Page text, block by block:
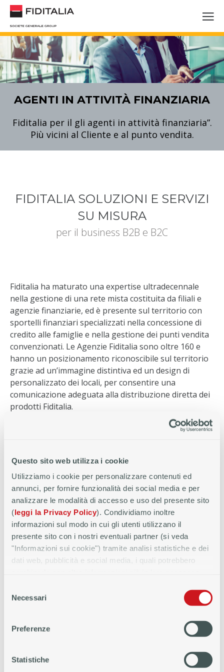
Questo sito web utilizza i cookie
Utilizziamo i cookie per personalizzare contenuti ed
annunci, per fornire funzionalità dei social media e per
analizzare le modalità di accesso e uso del presente sito
(leggi la Privacy Policy). Condividiamo inoltre
informazioni sul modo in cui gli utenti utilizzano il
presente sito con i nostri eventuali partner (si veda
"Informazioni sui cookie") tramite analisi statistiche e dei
dati web, pubblicità e social media, i quali potrebbero
modo automatizzato, dall'utilizzo dei loro servizi.
delNecessari
Preferenze
Statistiche
AGENTI IN ATTIVITÀ FINANZIARIA
Fiditalia per il gli agenti in attività finanziaria”.
Più vicini al Cliente e al punto vendita.
FIDITALIA SOLUZIONI E SERVIZI
SU MISURA
per il business B2B e B2C
Fiditalia ha maturato una expertise ultradecennale
nella gestione di una rete mista costituita da filiali e
agenzie finanziarie, ed è presente sul territorio con
sportelli finanziari specializzati nella concessione di
credito alle famiglie e nella gestione dei punti vendita
convenzionati. Le Agenzie Fiditalia sono oltre 160 e
hanno un posizionamento riconoscibile sul territorio
grazie ad un’immagine distintiva ed un design di
personalizzato dei locali, per consentire una
comunicazione adeguata alla distribuzione diretta dei
prodotti Fiditalia.
punti vendita e per il cliente finale
presenza sul territorio di un supporto
commerciale da parte delle filiali e di
coordinatori dedicati
sessioni di formazione dedicata
strumenti e risorse per promuovere
l’attività commerciale
iniziative di comunicazione territoriale per
fidelizzazione, nonché materiale marketing
elevato livello di servizio al cliente finale.
I PRINCIPALI PUNTI DI FORZA DI